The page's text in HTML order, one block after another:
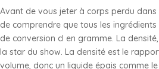
Avant de vous jeter à corps perdu dans
de comprendre que tous les
de conversion cl en gramme. La
la star du show. La densité est le
volume, donc un liquide épais comme